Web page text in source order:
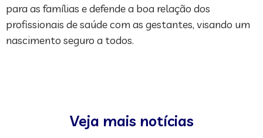
para as famílias e defende a boa relação dos
profissionais de saúde com as gestantes, visando um
nascimento seguro a todos.
Veja mais notícias